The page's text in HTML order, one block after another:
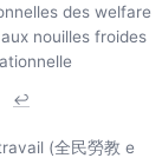
des welfare
nouilles froides
↩
(全民勞教 e